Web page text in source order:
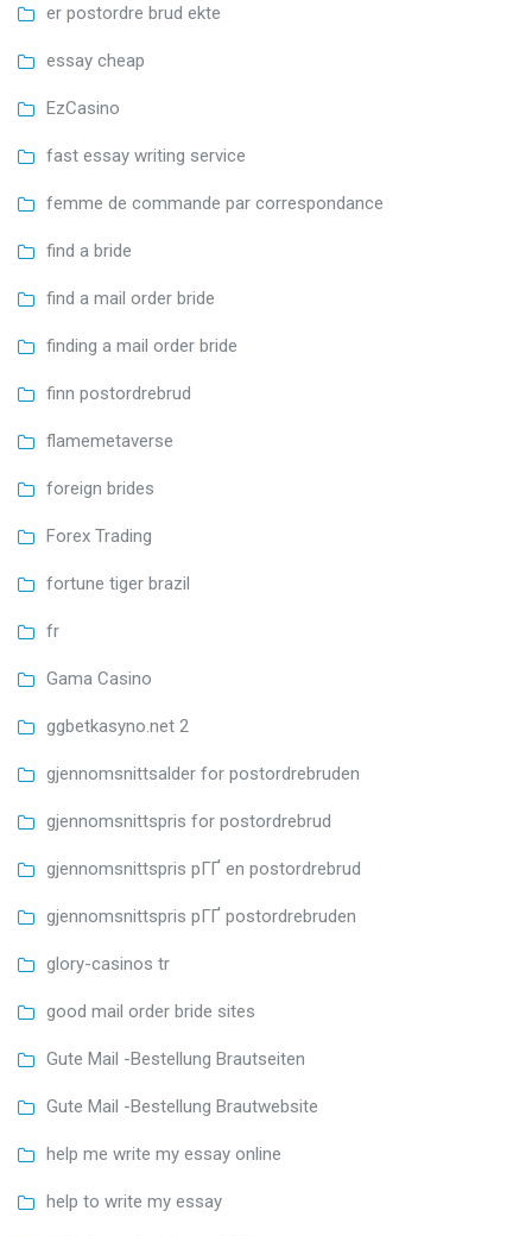
er postordre brud ekte
essay cheap
EzCasino
fast essay writing service
femme de commande par correspondance
find a bride
find a mail order bride
finding a mail order bride
finn postordrebrud
flamemetaverse
foreign brides
Forex Trading
fortune tiger brazil
fr
Gama Casino
ggbetkasyno.net 2
gjennomsnittsalder for postordrebruden
gjennomsnittspris for postordrebrud
gjennomsnittspris pГҐ en postordrebrud
gjennomsnittspris pГҐ postordrebruden
glory-casinos tr
good mail order bride sites
Gute Mail -Bestellung Brautseiten
Gute Mail -Bestellung Brautwebsite
help me write my essay online
help to write my essay